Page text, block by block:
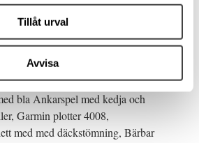
Tillåt urval
Avvisa
Penta KAD 42 med duopropp.
gäller tenn och koppar.
bla Ankarspel med kedja och
Garmin plotter 4008,
med med däckstömning, Bärbar